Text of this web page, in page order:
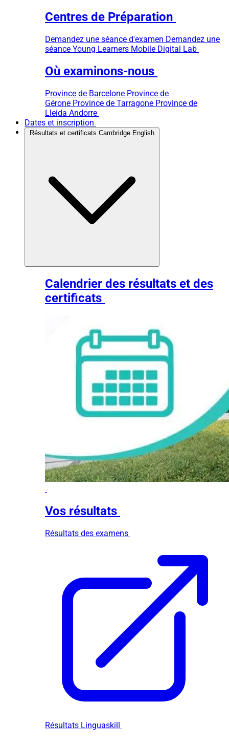
Centres de Préparation
Demandez une séance d'examen Demandez une
séance Young Learners Mobile Digital Lab
Où examinons-nous
Province de Barcelone Province de
Gérone Province de Tarragone Province de
Lleida Andorre
Dates et inscription
Calendrier des résultats et des
certificats
Vos résultats
Résultats des examens
Résultats Linguaskill